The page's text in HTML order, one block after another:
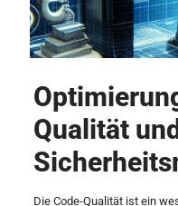
Qualität und
Die Code-Qualität ist ein